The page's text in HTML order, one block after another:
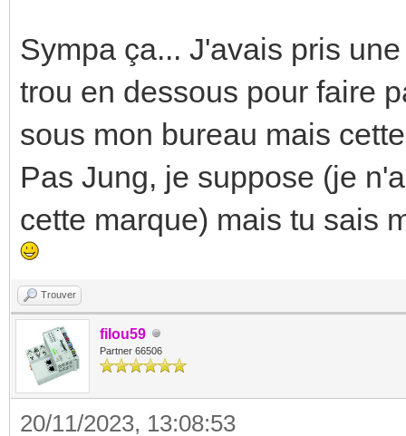
Sympa ça... J'avais pris
trou en dessous pour faire
sous mon bureau mais
Pas Jung, je suppose (je
cette marque) mais tu sais
Trouver
filou59
Partner 66506
20/11/2023, 13:08:53